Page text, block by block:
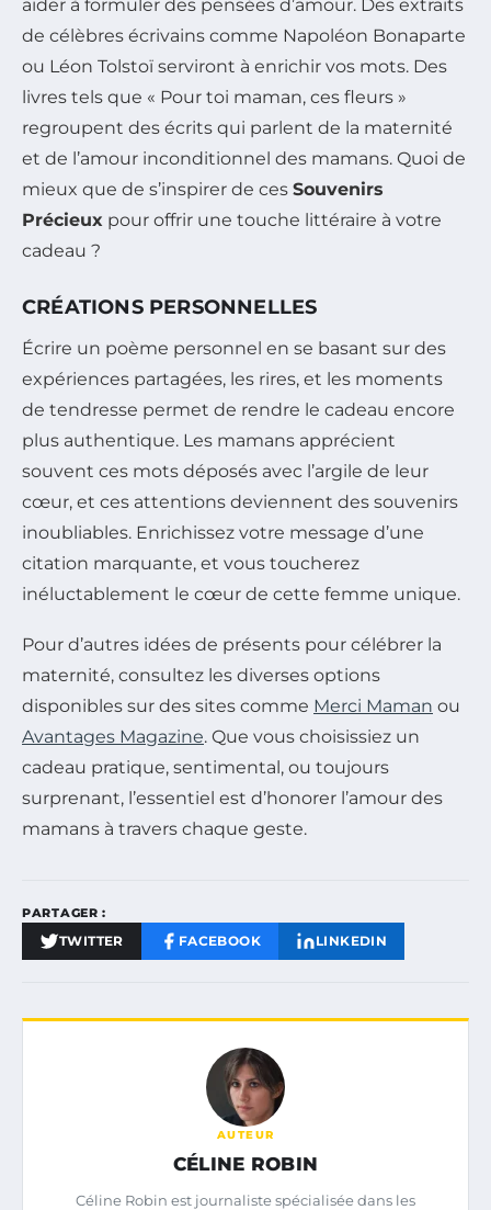
aider à formuler des pensées d’amour. Des extraits
de célèbres écrivains comme Napoléon Bonaparte
ou Léon Tolstoï serviront à enrichir vos mots. Des
livres tels que « Pour toi maman, ces fleurs »
regroupent des écrits qui parlent de la maternité
et de l’amour inconditionnel des mamans. Quoi de
mieux que de s’inspirer de ces Souvenirs
Précieux pour offrir une touche littéraire à votre
cadeau ?
CRÉATIONS PERSONNELLES
Écrire un poème personnel en se basant sur des
expériences partagées, les rires, et les moments
de tendresse permet de rendre le cadeau encore
plus authentique. Les mamans apprécient
souvent ces mots déposés avec l’argile de leur
cœur, et ces attentions deviennent des souvenirs
inoubliables. Enrichissez votre message d’une
citation marquante, et vous toucherez
inéluctablement le cœur de cette femme unique.
Pour d’autres idées de présents pour célébrer la
maternité, consultez les diverses options
disponibles sur des sites comme Merci Maman ou
Avantages Magazine. Que vous choisissiez un
cadeau pratique, sentimental, ou toujours
surprenant, l’essentiel est d’honorer l’amour des
mamans à travers chaque geste.
PARTAGER :
TWITTER FACEBOOK LINKEDIN
AUTEUR
CÉLINE ROBIN
Céline Robin est journaliste spécialisée dans les